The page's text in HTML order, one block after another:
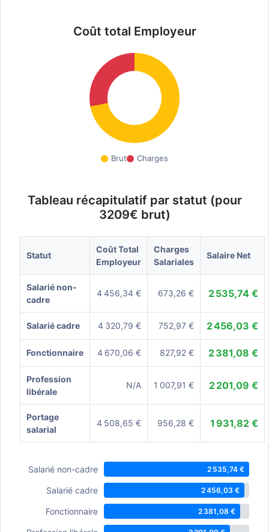
Coût total Employeur
Brut Charges
Tableau récapitulatif par statut (pour
3209€ brut)
Statut
Coût Total
Employeur
Charges
Salariales
Salaire Net
Salarié non-
cadre
4 456,34 € 673,26 € 2 535,74 €
Salarié cadre 4 320,79 € 752,97 € 2 456,03 €
Fonctionnaire 4 670,06 € 827,92 € 2 381,08 €
Profession
libérale
N/A 1 007,91 € 2 201,09 €
Portage
salarial
4 508,65 € 956,28 € 1 931,82 €
Salarié non-cadre 2 535,74 €
Salarié cadre 2 456,03 €
Fonctionnaire 2 381,08 €